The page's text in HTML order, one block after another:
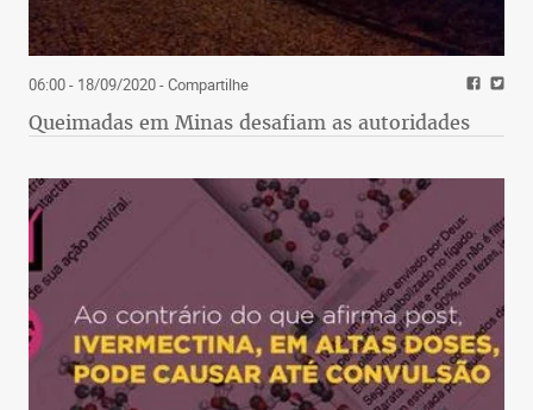
06:00 - 18/09/2020- Compartilhe
Queimadas em Minas desafiam as autoridades